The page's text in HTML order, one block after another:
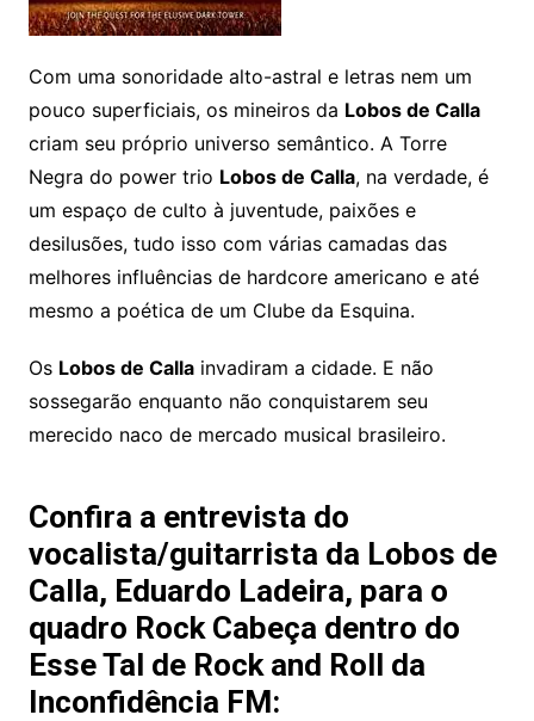
Com uma sonoridade alto-astral e letras nem um
pouco superficiais, os mineiros da Lobos de Calla
criam seu próprio universo semântico. A Torre
Negra do power trio Lobos de Calla, na verdade, é
um espaço de culto à juventude, paixões e
desilusões, tudo isso com várias camadas das
melhores influências de hardcore americano e até
mesmo a poética de um Clube da Esquina.
Os Lobos de Callainvadiram a cidade. E não
sossegarão enquanto não conquistarem seu
merecido naco de mercado musical brasileiro.
Confira a entrevista do
vocalista/guitarrista da Lobos de
Calla, Eduardo Ladeira, para o
quadro Rock Cabeça dentro do
Esse Tal de Rock and Roll da
Inconfidência FM: